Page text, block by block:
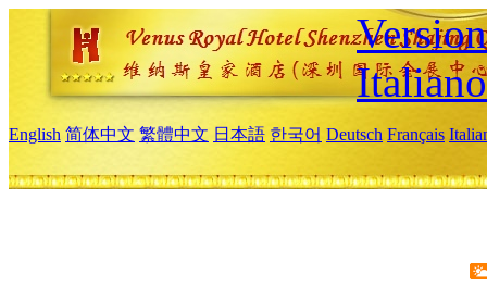
Italiano
English 简体中文 繁體中文 日本語 한국어 Deutsch Français